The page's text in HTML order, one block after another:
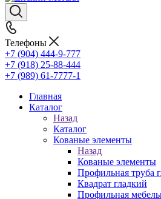
Телефоны
+7 (904) 444-9-777
+7 (918) 25-88-444
+7 (989) 61-7777-1
Главная
Каталог
Назад
Каталог
Кованые элементы
Назад
Кованые элементы
Профильная труба
Квадрат гладкий
Профильная